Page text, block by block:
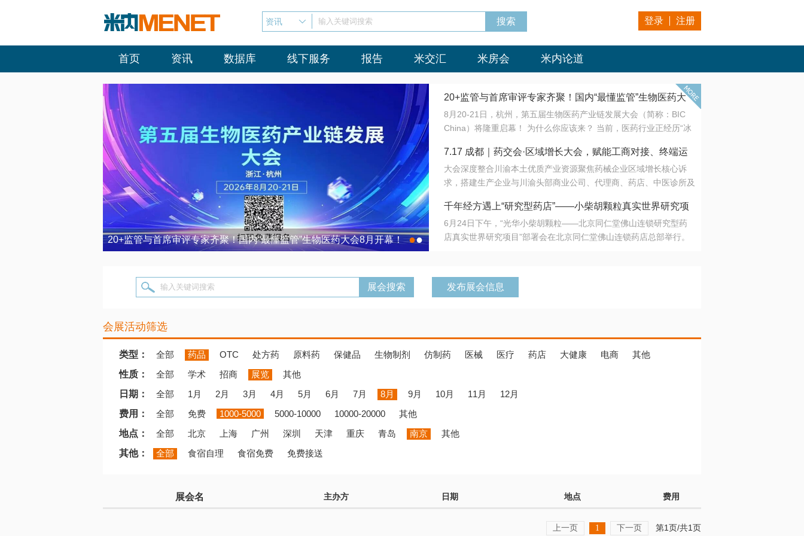
资讯 输入关键词搜索 登录 注册
首页 资讯 数据库 线下服务 报告 米交汇 米房会 米内论道
20+监管与首席审评专家齐聚！国内“最懂监管”生物医药大会8月开幕！ 7.17 成都｜药交会·区域增长大会，赋能工商对接、终端运营
●●
20+监管与首席审评专家齐聚！国内“最懂监管”生物医药大
会8月开幕！
8月20-21日，杭州，第五届生物医药产业链发展大会（简称：BIC
China）将隆重启幕！ 为什么你应该来？ 当前，医药行业正经历“冰
法正重新定义研发效率；另一端是创新药“最后一公里”的支付与入院
难题，呼唤更成熟的产业生态。 同质化“内卷”已无出路，全产业链协
同与出海能力建设才是破局关键。 本届大会以 “重构生态，定义未
算力突围；从中药创新、复杂药物制剂、CGT、多肽与小核酸的技
术攻坚，到CDMO的柔性智造。 我们致力于打破壁垒，让“实验
室”与“生产线”、“研发端”与“支付端”深度对话，更让监管、产业、资
7.17 成都｜药交会·区域增长大会，赋能工商对接、终端运
营
大会深度整合川渝本土优质产业资源聚焦药械企业区域增长核心诉
求，搭建生产企业与川渝头部商业公司、代理商、药店、中医诊所及
域增量份额夯实西南市场战略布局
千年经方遇上“研究型药店”——小柴胡颗粒真实世界研究项
目在北京同仁堂佛山连锁启动
6月24日下午，“光华小柴胡颗粒——北京同仁堂佛山连锁研究型药
店真实世界研究项目”部署会在北京同仁堂佛山连锁药店总部举行。
输入关键词搜索 发布展会信息
会展活动筛选
类型： 全部 药品 OTC 处方药 原料药 保健品 生物制剂 仿制药 医械 医疗 药店 大健康 电商
其他
性质：
全部 学术 招商 展览
其他
日期：
全部 1月 2月 3月 4月 5月 6月 7月 8月 9月 10月 11月
12月
费用：
全部 免费 1000-5000 5000-10000 10000-20000
其他
地点：
全部 北京 上海 广州 深圳 天津 重庆 青岛 南京
其他
其他：
全部 食宿自理 食宿免费 免费接送
展会名 主办方 日期 地点 费用
上一页 1 下一页 第1页/共1页